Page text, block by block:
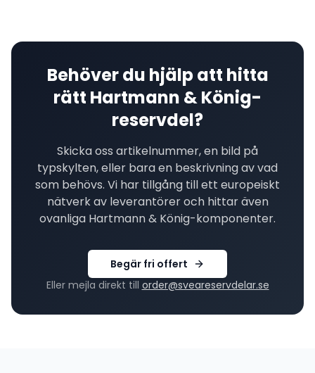
Behöver du hjälp att hitta
rätt Hartmann & König-
reservdel?
Skicka oss artikelnummer, en bild på
typskylten, eller bara en beskrivning av vad
som behövs. Vi har tillgång till ett europeiskt
nätverk av leverantörer och hittar även
ovanliga Hartmann & König-komponenter.
Begär fri offert
Eller mejla direkt till order@sveareservdelar.se